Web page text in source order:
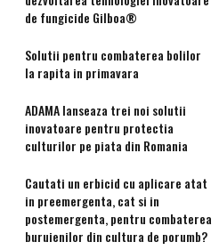
de fungicide Gilboa®
Solutii pentru combaterea bolilor
la rapita in primavara
ADAMA lanseaza trei noi solutii
inovatoare pentru protectia
culturilor pe piata din Romania
Cautati un erbicid cu aplicare atat
in preemergenta, cat si in
postemergenta, pentru combaterea
buruienilor din cultura de porumb?